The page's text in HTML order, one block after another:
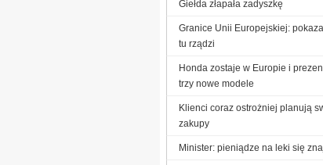
Giełda złapała zadyszkę
Granice Unii Europejskiej:
tu rządzi
Honda zostaje w Europie i
trzy nowe modele
Klienci coraz ostrożniej planują
zakupy
Minister: pieniądze na leki się